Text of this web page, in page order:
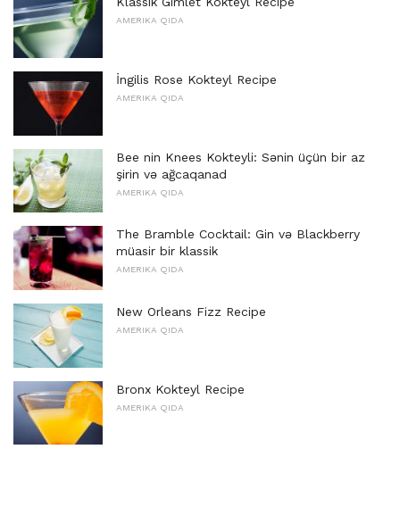
AMERIKA QIDA
İngilis Rose Kokteyl Recipe
AMERIKA QIDA
Bee nin Knees Kokteyli: Sənin üçün bir az
şirin və ağcaqanad
AMERIKA QIDA
The Bramble Cocktail: Gin və Blackberry
müasir bir klassik
AMERIKA QIDA
New Orleans Fizz Recipe
AMERIKA QIDA
Bronx Kokteyl Recipe
AMERIKA QIDA